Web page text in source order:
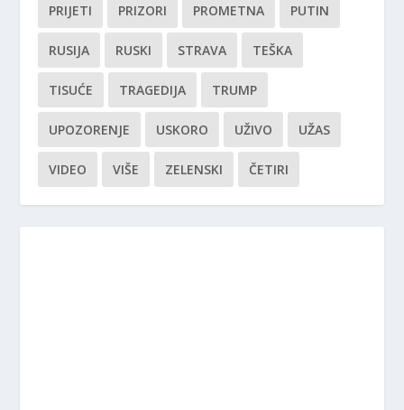
PRIJETI PRIZORI PROMETNA PUTIN
RUSIJA RUSKI STRAVA TEŠKA
TISUĆE TRAGEDIJA TRUMP
UPOZORENJE USKORO UŽIVO UŽAS
VIDEO VIŠE ZELENSKI ČETIRI